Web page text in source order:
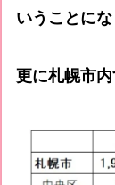
いうことにな
更に札幌市